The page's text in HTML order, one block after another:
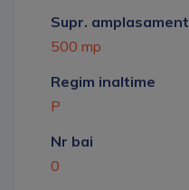
Supr. amplasament
500 mp
Regim inaltime
P
Nr bai
0